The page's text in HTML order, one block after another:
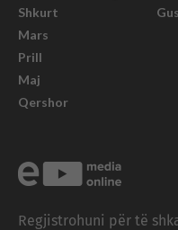
Shkurt
Mars
Prill
Maj
Qershor
Regjistrohuni për të